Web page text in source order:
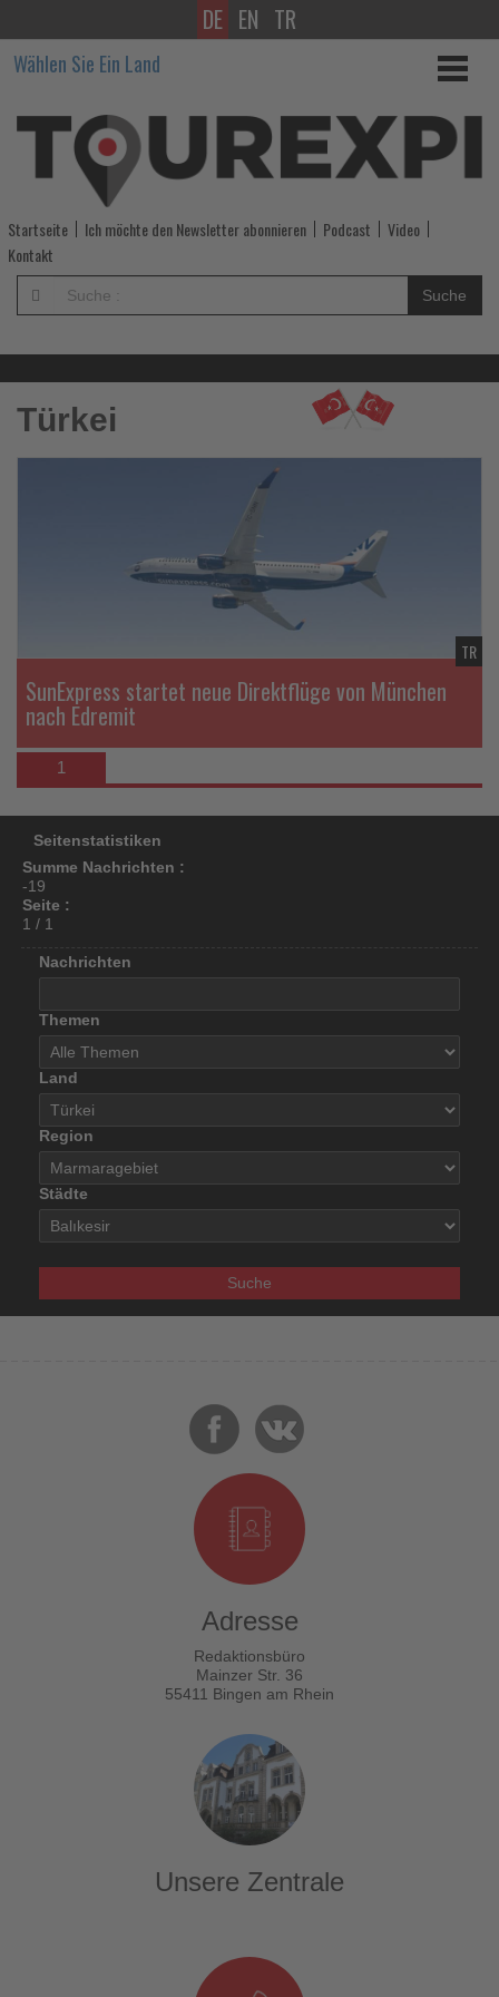
Wissen,
was
im
Tourismus
los
ist!
Wissen,
was
im
DE EN TR
Wählen Sie Ein Land
Startseite Ich möchte den Newsletter abonnieren Podcast
Video
Kontakt
Suche
Türkei
SunExpress startet neue Direktflüge von München
nach Edremit
TR
1
Seitenstatistiken
Summe Nachrichten :
-19
Seite :
1 / 1
Nachrichten
Themen
Land
Region
Städte
Suche
Adresse
Redaktionsbüro
Mainzer Str. 36
55411 Bingen am Rhein
Unsere Zentrale